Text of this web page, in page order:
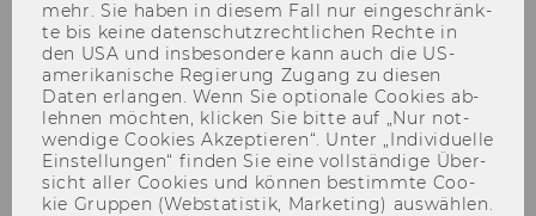
Wirtschaftsinformatik &
Gesellschaft
mehr. Sie haben in die­sem Fall nur ein­ge­schränk­
te bis keine da­ten­schutz­recht­li­chen Rech­te in
den USA und ins­be­son­de­re kann auch die US-​
amerikanische Re­gie­rung Zu­gang zu die­sen
Daten er­lan­gen. Wenn Sie op­tio­na­le Coo­kies ab­
leh­nen möch­ten, kli­cken Sie bitte auf „Nur not­
wen­di­ge Coo­kies Ak­zep­tie­ren“. Unter „In­di­vi­du­el­le
Ein­stel­lun­gen“ fin­den Sie eine voll­stän­di­ge Über­
sicht aller Coo­kies und kön­nen be­stimm­te Coo­
kie Grup­pen (Web­sta­tis­tik, Mar­ke­ting) aus­wäh­len.